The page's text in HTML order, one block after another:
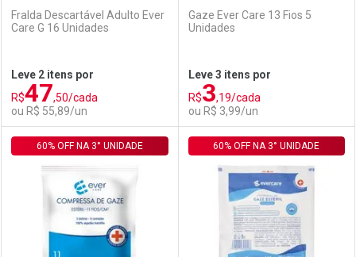
Comprar sem Desconto
Por R$ 2,87/cada
Comprar sem Desconto
Por R$ 2,87/cada
Comprar sem Desconto
Por R$ 79,11/cada
Comprar sem Desconto
Por R$ 79,11/cada
Fralda Descartável Adulto Ever
Care G 16 Unidades
Leve 2 itens por
R$47,50/cada
ou R$ 55,89/un
FECHAR
Laboratório
FECHAR
Por Menos
Gaze Ever Care 13 Fios 5
Unidades
Leve 3 itens por
R$3,19/cada
ou R$ 3,99/un
Laboratório
Por Menos
60% OFF NA 3° UNIDADE 60% OFF NA 3° UNIDADE